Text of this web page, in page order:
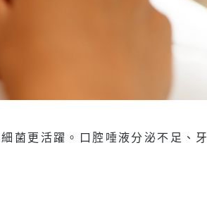
菌更活躍。口腔唾液分泌不足、牙